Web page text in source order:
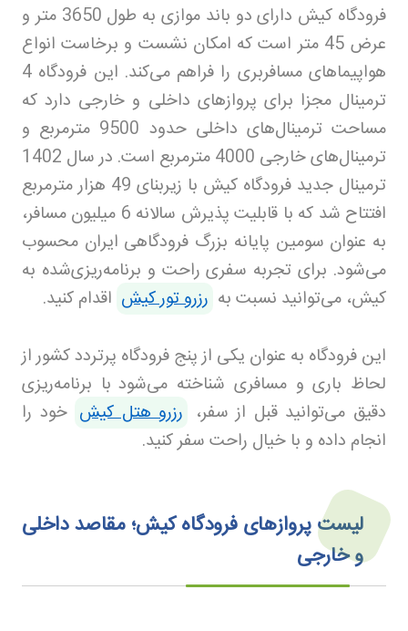
فرودگاه کیش دارای دو باند موازی به طول 3650 متر و
عرض 45 متر است که امکان نشست و برخاست انواع
هواپیماهای مسافربری را فراهم می‌کند. این فرودگاه 4
ترمینال مجزا برای پروازهای داخلی و خارجی دارد که
مساحت ترمینال‌های داخلی حدود 9500 مترمربع و
ترمینال‌های خارجی 4000 مترمربع است. در سال 1402
ترمینال جدید فرودگاه کیش با زیربنای 49 هزار مترمربع
افتتاح شد که با قابلیت پذیرش سالانه 6 میلیون مسافر،
به عنوان سومین پایانه بزرگ فرودگاهی ایران محسوب
می‌شود. برای تجربه سفری راحت و برنامه‌ریزی‌شده به
کیش، می‌توانید نسبت به رزرو تور کیش اقدام کنید.
این فرودگاه به عنوان یکی از پنج فرودگاه پرتردد کشور از
لحاظ باری و مسافری شناخته می‌شود با برنامه‌ریزی
دقیق می‌توانید قبل از سفر، رزرو هتل کیش خود را
انجام داده و با خیال راحت سفر کنید.
لیست پروازهای فرودگاه کیش؛ مقاصد داخلی
و خارجی